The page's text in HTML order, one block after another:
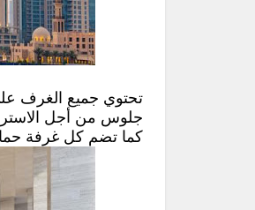
تحتوي جميع الغرف
جلوس من أجل
كما تضم كل غرفة